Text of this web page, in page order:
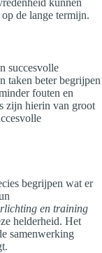
kunnen
de lange termijn.
succesvolle
taken beter begrijpen
fouten en
zijn hierin van groot
begrijpen wat er
en training
helderheid. Het
samenwerking